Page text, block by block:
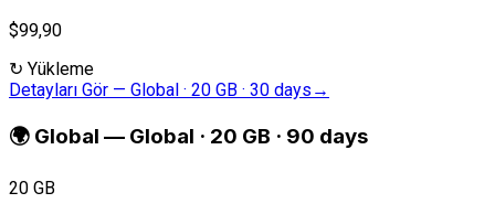
$99,90
↻ Yükleme
Detayları Gör — Global · 20 GB · 30 days →
🌍 Global — Global · 20 GB · 90 days
20 GB